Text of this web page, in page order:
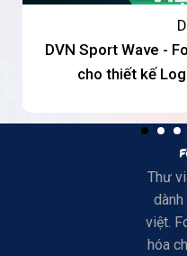
DVN Sport Wave -
cho thiết kế
Thư
việt.
hóa